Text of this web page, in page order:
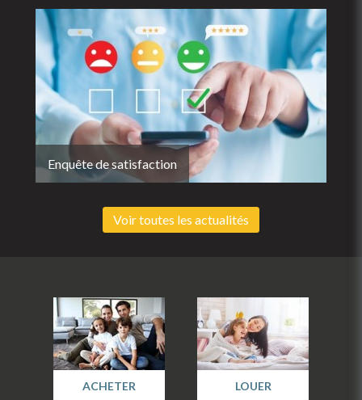
Enquête de satisfaction
Voir toutes les actualités
ACHETER LOUER